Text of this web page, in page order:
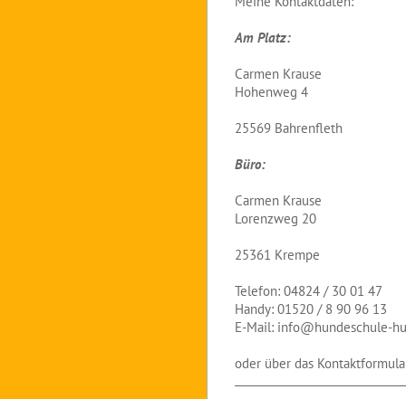
Am Platz:
Carmen Krause
Hohenweg 4
25569 Bahrenfleth
Büro:
Carmen Krause
Lorenzweg 20
25361 Krempe
Telefon: 04824 / 30 01 47
Handy: 01520 / 8 90 96 13
E-Mail: info@hundeschule-
oder über das